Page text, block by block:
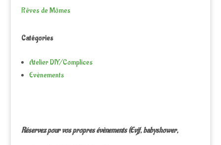
Rêves de Mômes
Catégories
Atelier DIY/Complices
Evènements
Réservez pour vos propres évènements (Evjf, babyshower,